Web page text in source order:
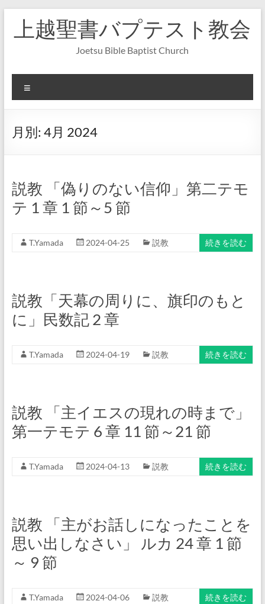
へ
上越聖書バプテスト教会
Joetsu Bible Baptist Church
ニ
ー
月別: 4月 2024
説教 「偽りのない信仰」第二テモ
テ 1 章 1 節～5 節
T.Yamada 2024-04-25 説教 続きを読む
説教「天幕の周りに、旗印のもと
に」民数記 2 章
T.Yamada 2024-04-19 説教 続きを読む
説教 「主イエスの現れの時まで」
第一テモテ 6 章 11 節～21 節
T.Yamada 2024-04-13 説教 続きを読む
説教 「主がお話しになったことを
思い出しなさい」 ルカ 24 章 1 節
～ 9 節
T.Yamada 2024-04-06 説教 続きを読む